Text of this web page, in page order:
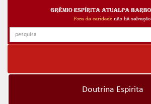
Doutrina Espirita